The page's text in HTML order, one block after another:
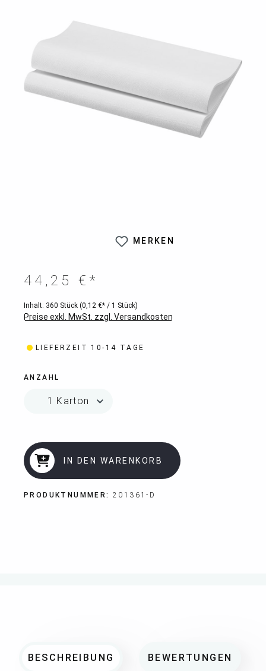
MERKEN
44,25 €*
Inhalt: 360 Stück (0,12 €* / 1 Stück)
Preise exkl. MwSt. zzgl. Versandkosten
LIEFERZEIT 10-14 TAGE
ANZAHL
IN DEN WARENKORB
PRODUKTNUMMER: 201361-D
BESCHREIBUNG BEWERTUNGEN